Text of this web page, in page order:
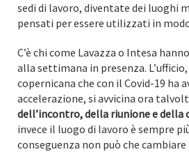
sedi di lavoro, diventate dei luoghi
pensati per essere utilizzati in
C’è chi come Lavazza o Intesa
alla settimana in presenza.
copernicana che con il Covid-19 ha
accelerazione, si avvicina ora
dell’incontro, della riunione e della
invece il luogo di lavoro è sempre
conseguenza non può che